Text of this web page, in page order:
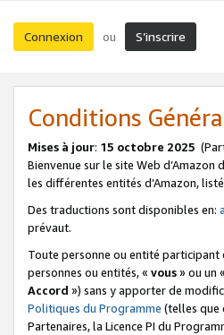
Connexion ou S’inscrire
Conditions
Mises à jour: 15 octobre 2025
Bienvenue sur le site Web d’Amazon
les différentes entités d’Amazon,
Des traductions sont disponibles en:
prévaut.
Toute personne ou entité
personnes ou entités, « vous» ou un «
Accord ») sans y apporter de
Politiques du Programme (telles que
Partenaires, la Licence PI du